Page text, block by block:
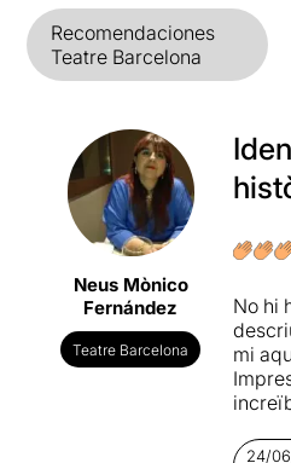
Recomendaciones
Teatre Barcelona
Neus Mònico
Fernández
Teatre Barcelona
No hi
mi
24/